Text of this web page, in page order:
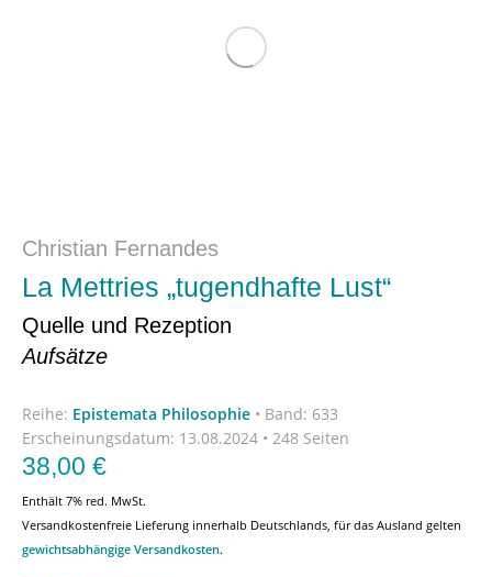
Christian Fernandes
La Mettries „tugendhafte Lust“
Quelle und Rezeption
Aufsätze
Reihe: Epistemata Philosophie • Band: 633
Erscheinungsdatum: 13.08.2024 • 248 Seiten
38,00 €
Enthält 7% red. MwSt.
Versandkostenfreie Lieferung innerhalb Deutschlands, für das Ausland gelten
gewichtsabhängige Versandkosten.